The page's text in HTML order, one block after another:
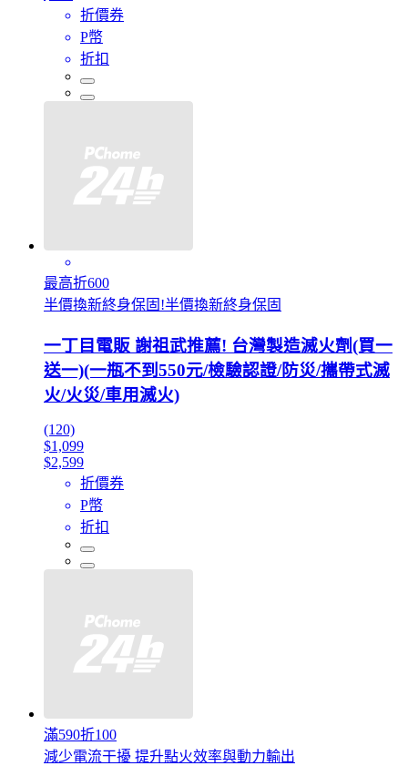
折價券
P幣
折扣
最高折600
半價換新終身保固!半價換新終身保固
一丁目電販 謝祖武推薦! 台灣製造滅火劑(買一
送一)(一瓶不到550元/檢驗認證/防災/攜帶式滅
火/火災/車用滅火)
(120)
$1,099
$2,599
折價券
P幣
折扣
滿590折100
減少電流干擾 提升點火效率與動力輸出